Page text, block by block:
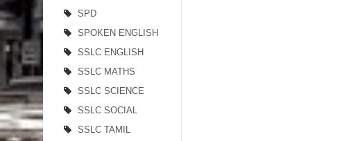
SPD
SPOKEN ENGLISH
SSLC ENGLISH
SSLC MATHS
SSLC SCIENCE
SSLC SOCIAL
SSLC TAMIL